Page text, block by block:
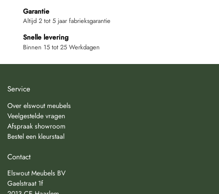
Garantie
Altijd 2 tot 5 jaar fabrieksgarantie
Snelle levering
Binnen 15 tot 25 Werkdagen
Service
Over elswout meubels
Veelgestelde vragen
Afspraak showroom
Bestel een kleurstaal
Contact
Elswout Meubels BV
Gaelstraat 1f